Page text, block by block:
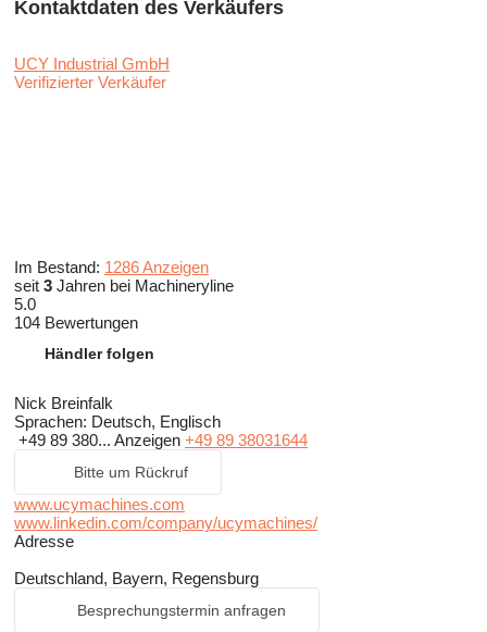
Kontaktdaten des Verkäufers
UCY Industrial GmbH
Verifizierter Verkäufer
Im Bestand: 1286 Anzeigen
seit 3 Jahren bei Machineryline
5.0
104 Bewertungen
Händler folgen
Nick Breinfalk
Sprachen: Deutsch, Englisch
+49 89 380... Anzeigen +49 89 38031644
Bitte um Rückruf
www.ucymachines.com
www.linkedin.com/company/ucymachines/
Adresse
Deutschland, Bayern, Regensburg
Besprechungstermin anfragen